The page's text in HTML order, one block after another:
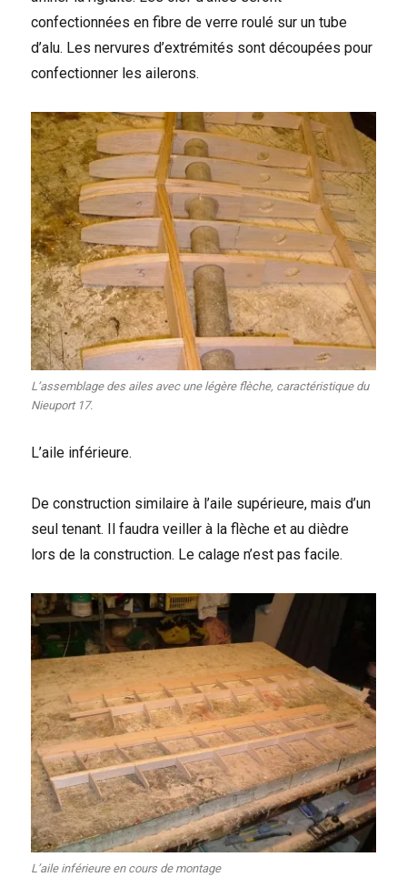
confectionnées en fibre de verre roulé sur un tube
d’alu. Les nervures d’extrémités sont découpées pour
confectionner les ailerons.
L’assemblage des ailes avec une légère flèche, caractéristique du
Nieuport 17.
L’aile inférieure.
De construction similaire à l’aile supérieure, mais d’un
seul tenant. Il faudra veiller à la flèche et au dièdre
lors de la construction. Le calage n’est pas facile.
L’aile inférieure en cours de montage